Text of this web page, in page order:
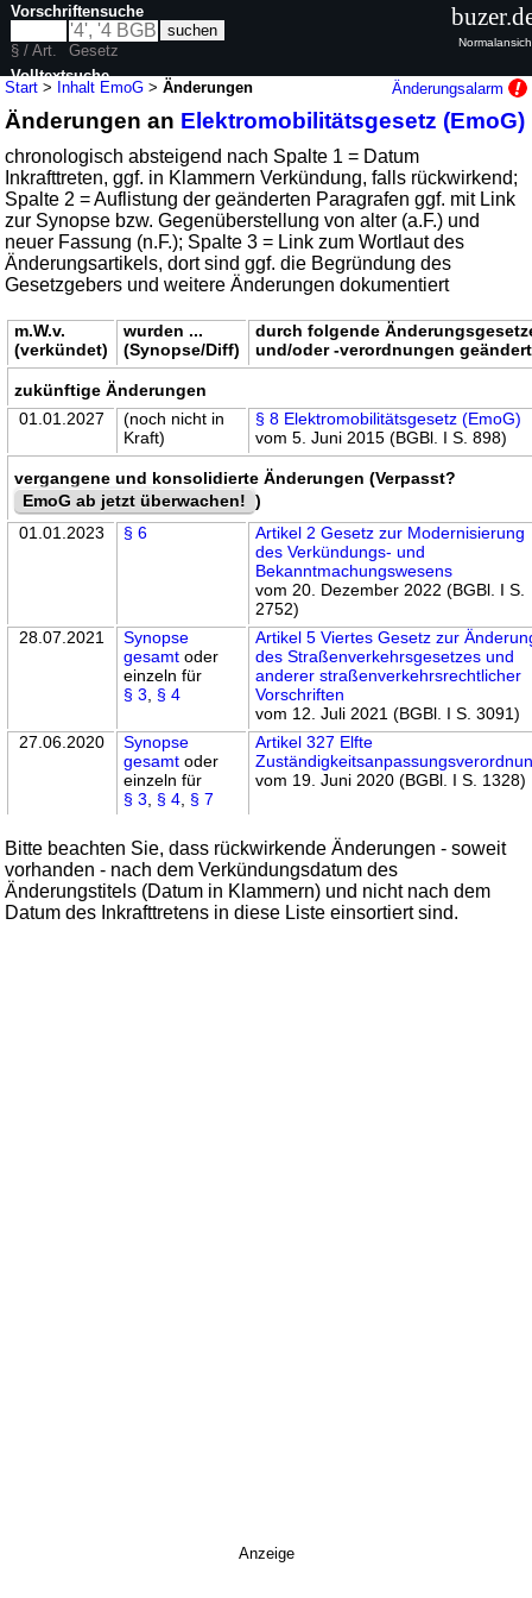
Start > Inhalt EmoG >Änderungen Änderungsalarm
Änderungen an Elektromobilitätsgesetz (EmoG)
chronologisch absteigend nach Spalte 1 = Datum
Inkrafttreten, ggf. in Klammern Verkündung, falls rückwirkend;
Spalte 2 = Auflistung der geänderten Paragrafen ggf. mit Link
zur Synopse bzw. Gegenüberstellung von alter (a.F.) und
neuer Fassung (n.F.); Spalte 3 = Link zum Wortlaut des
Änderungsartikels, dort sind ggf. die Begründung des
Gesetzgebers und weitere Änderungen dokumentiert
m.W.v.
(verkündet)
wurden ...
(Synopse/Diff)
durch folgende
und/oder -verordnungen geändert
zukünftige Änderungen
01.01.2027
(noch nicht in
Kraft)
§ 8 Elektromobilitätsgesetz (EmoG)
vom 5. Juni 2015 (BGBl. I S. 898)
vergangene und konsolidierte Änderungen (Verpasst?
EmoG ab jetzt überwachen! )
01.01.2023
§ 6
Artikel 2 Gesetz zur Modernisierung
des Verkündungs- und
Bekanntmachungswesens
vom 20. Dezember 2022 (BGBl. I S.
2752)
28.07.2021
Synopse
gesamt oder
einzeln für
§ 3
§ 4
Artikel 5 Viertes Gesetz zur
des Straßenverkehrsgesetzes und
anderer straßenverkehrsrechtlicher
Vorschriften
vom 12. Juli 2021 (BGBl. I S. 3091)
27.06.2020
Synopse
gesamt oder
einzeln für
§ 3
§ 4 § 7
Artikel 327 Elfte
vom 19. Juni 2020 (BGBl. I S. 1328)
Bitte beachten Sie, dass rückwirkende Änderungen - soweit
vorhanden - nach dem Verkündungsdatum des
Änderungstitels (Datum in Klammern) und nicht nach dem
Datum des Inkrafttretens in diese Liste einsortiert sind.
Vorschriftensuche
§ / Art.
Gesetz
Volltextsuche
nur in EmoG
Anzeige